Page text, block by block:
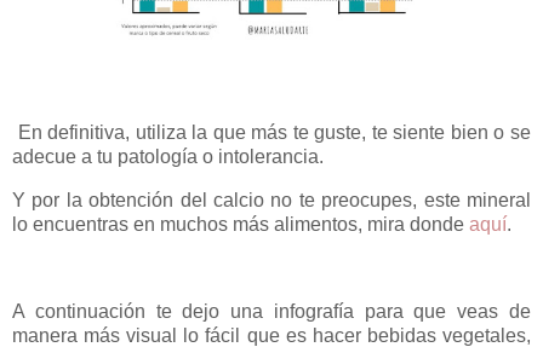
En definitiva, utiliza la que más te guste, te siente bien o se
adecue a tu patología o intolerancia.
Y por la obtención del calcio no te preocupes, este mineral
lo encuentras en muchos más alimentos, mira donde aquí.
A continuación te dejo una infografía para que veas de
manera más visual lo fácil que es hacer bebidas vegetales,